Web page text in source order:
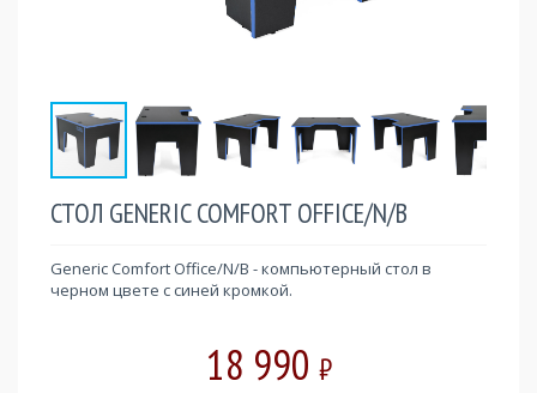
СТОЛ GENERIC COMFORT OFFICE/N/B
Generic Comfort Office/N/B - компьютерный стол в
черном цвете с синей кромкой.
18 990 ₽